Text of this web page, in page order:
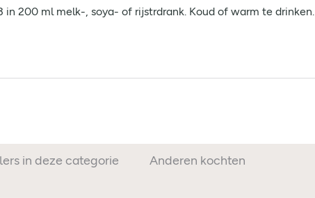
200 ml melk-, soya- of rijstrdrank. Koud of warm te drinken.
in deze categorie Anderen kochten ook